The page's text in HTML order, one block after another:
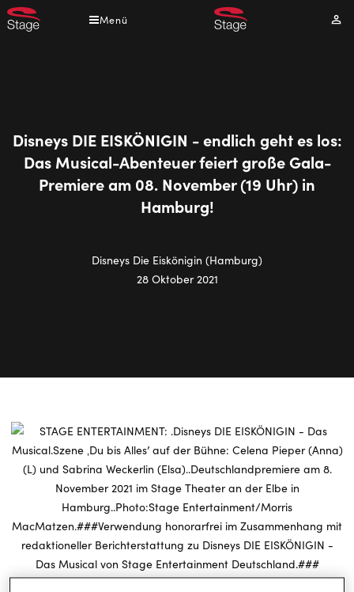
Direkt
zum
Menü
Disneys DIE EISKÖNIGIN - endlich geht es los:
Das Musical-Abenteuer feiert große Gala-
Premiere am 08. November (19 Uhr) in
Hamburg!
Disneys Die Eiskönigin (Hamburg)
28 Oktober 2021
Endlich wieder eine große Musicalpremiere in Hamburg: